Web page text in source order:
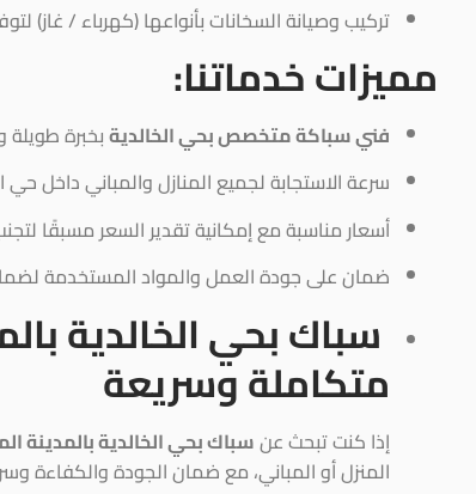
تركيب وصيانة السخانات بأنواعها (كهرباء / غاز)
مميزات خدماتنا:
فني سباكة متخصص بحي الخالديةبخبرة طويلة
سرعة الاستجابة لجميع المنازل والمباني داخل حي
أسعار مناسبة مع إمكانية تقدير السعر مسبقًا
ضمان على جودة العمل والمواد المستخدمة
سباك بحي الخالدية
متكاملة وسريعة
إذا كنت تبحث عنسباك بحي الخالدية بالمدينة
المنزل أو المباني، مع ضمان الجودة والكفاءة